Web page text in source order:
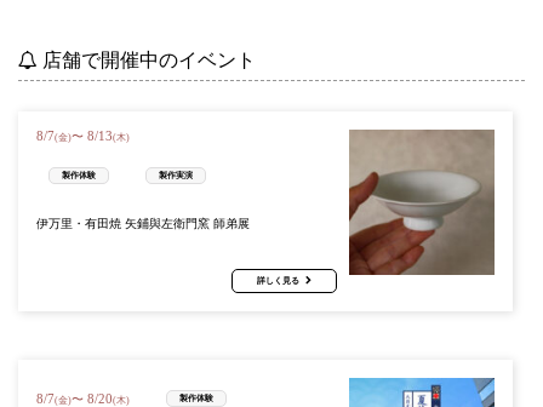
店舗で開催中のイベント
8/7(金)〜 8/13(木)
製作体験 製作実演
伊万里・有田焼 矢鋪與左衛門窯 師弟展
詳しく見る
8/7(金)〜 8/20(木) 製作体験